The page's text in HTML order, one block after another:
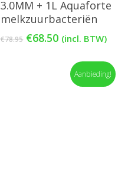
3.0MM + 1L Aquaforte
melkzuurbacteriën
€78.95 Oorspronkelijke
€68.50Huidige
€68.50.
(incl. BTW)
Aanbieding!